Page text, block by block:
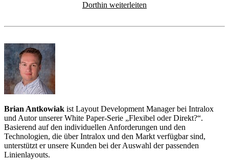
Dorthin weiterleiten
Brian Antkowiak ist Layout Development Manager bei Intralox
und Autor unserer White Paper-Serie „Flexibel oder Direkt?“.
Basierend auf den individuellen Anforderungen und den
Technologien, die über Intralox und den Markt verfügbar sind,
unterstützt er unsere Kunden bei der Auswahl der passenden
Linienlayouts.